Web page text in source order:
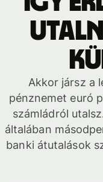
Akkor jársz a
pénznemet euró
számládról
általában
banki átutalások